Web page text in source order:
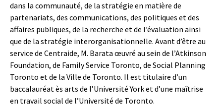
dans la communauté, de la stratégie en matière de
partenariats, des communications, des politiques et des
affaires publiques, de la recherche et de l’évaluation ainsi
que de la stratégie interorganisationnelle. Avant d’être au
service de Centraide, M. Barata œuvré au sein de l’Atkinson
Foundation, de Family Service Toronto, de Social Planning
Toronto et de la Ville de Toronto. Il est titulaire d’un
baccalauréat ès arts de l’Université York et d’une maîtrise
en travail social de l’Université de Toronto.